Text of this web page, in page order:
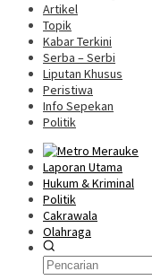
Artikel
Topik
Kabar Terkini
Serba – Serbi
Liputan Khusus
Peristiwa
Info Sepekan
Politik
Laporan Utama
Hukum & Kriminal
Politik
Cakrawala
Olahraga